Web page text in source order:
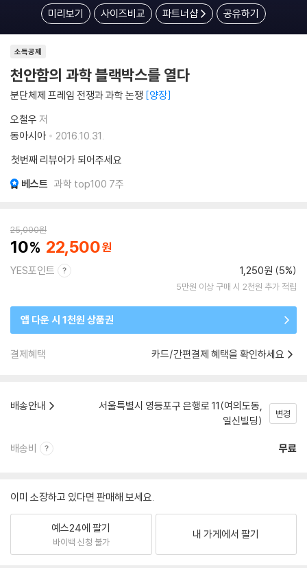
미리보기 사이즈비교 파트너샵 공유하기
소득공제
천안함의 과학 블랙박스를 열다
분단체제 프레임 전쟁과 과학 논쟁 양장
오철우 저
동아시아
2016.10.31.
첫번째 리뷰어가 되어주세요
베스트 과학 top100 7주
25,000원
10 22,500
YES포인트 1,250원 (5%)
5만원 이상 구매 시 2천원 추가 적립
앱 다운 시 1천원 상품권
결제혜택 카드/간편결제 혜택을 확인하세요
배송안내
서울특별시 영등포구 은행로 11(여의도동,
일신빌딩)
변경
배송비 무료
이미 소장하고 있다면 판매해 보세요.
예스24에 팔기
바이백 신청 불가
내 가게에서 팔기